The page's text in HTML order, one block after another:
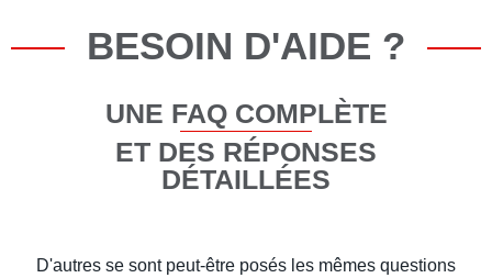
BESOIN D'AIDE ?
UNE FAQ COMPLÈTE
ET DES RÉPONSES
DÉTAILLÉES
D'autres se sont peut-être posés les mêmes questions